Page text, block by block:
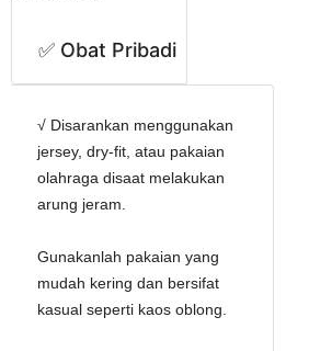
✅ Obat Pribadi
√ Disarankan menggunakan
jersey, dry-fit, atau pakaian
olahraga disaat melakukan
arung jeram.
Gunakanlah pakaian yang
mudah kering dan bersifat
kasual seperti kaos oblong.